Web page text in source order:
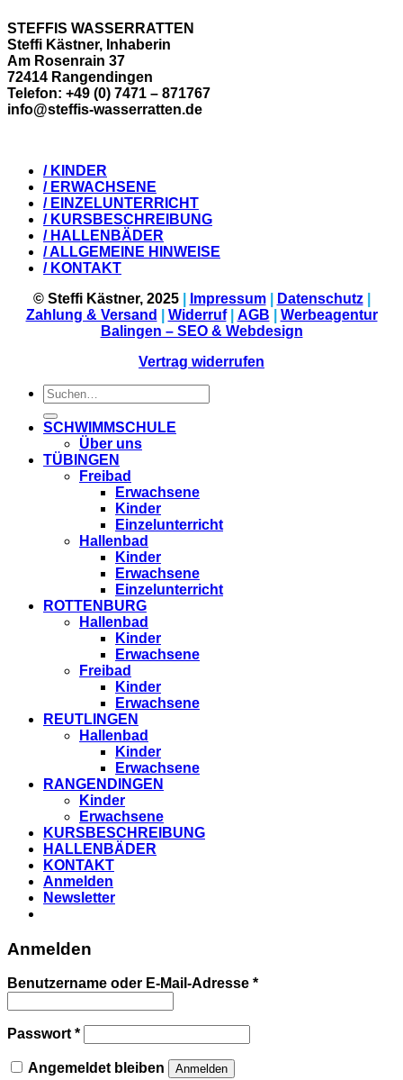
STEFFIS WASSERRATTEN
Steffi Kästner, Inhaberin
Am Rosenrain 37
72414 Rangendingen
Telefon: +49 (0) 7471 – 871767
info@steffis-wasserratten.de
/ KINDER
/ ERWACHSENE
/ EINZELUNTERRICHT
/ KURSBESCHREIBUNG
/ HALLENBÄDER
/ ALLGEMEINE HINWEISE
/ KONTAKT
© Steffi Kästner, 2025
Impressum Datenschutz
Zahlung & Versand
Widerruf AGB
Werbeagentur
Balingen – SEO & Webdesign
Vertrag widerrufen
Suchen
nach:
SCHWIMMSCHULE
Über uns
TÜBINGEN
Freibad
Erwachsene
Kinder
Einzelunterricht
Hallenbad
Kinder
Erwachsene
Einzelunterricht
ROTTENBURG
Hallenbad
Kinder
Erwachsene
Freibad
Kinder
Erwachsene
REUTLINGEN
Hallenbad
Kinder
Erwachsene
RANGENDINGEN
Kinder
Erwachsene
KURSBESCHREIBUNG
HALLENBÄDER
KONTAKT
Anmelden
Newsletter
Anmelden
Benutzername oder E-Mail-Adresse *
Passwort *
Angemeldet bleiben Anmelden